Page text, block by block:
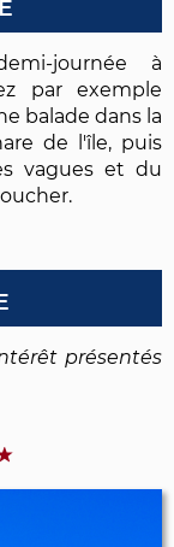
journée à
par exemple
balade dans la
de l'île, puis
vagues et du
présentés